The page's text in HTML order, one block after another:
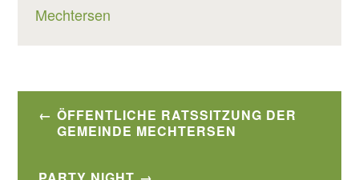
Mechtersen
Beitragsnavigation
ÖFFENTLICHE RATSSITZUNG DER
GEMEINDE MECHTERSEN